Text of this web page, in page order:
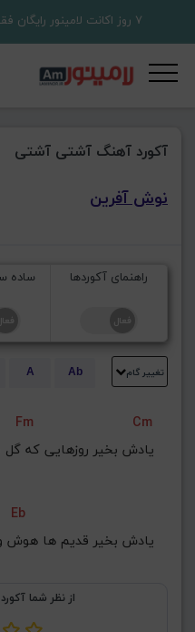
7 روز اکانت لامینور رایگان فقط با ثبت نام در سایت
آکورد آهنگ آشتی آشتی
نوش آفرین
راهنمای آکوردها ساده
تغییر گام Ab
A
Fm
Cm
یادش بخیر روزهایی که
Eb
یادش بخیر قدیم ها هوش
از نظر شما